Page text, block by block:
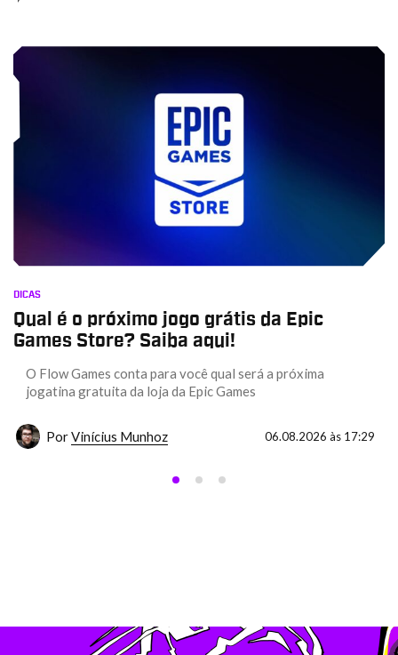
DICAS
Qual é o próximo jogo grátis da Epic
Games Store? Saiba aqui!
O Flow Games conta para você qual será a próxima
jogatina gratuita da loja da Epic Games
PorVinícius Munhoz 06.08.2026 às 17:29